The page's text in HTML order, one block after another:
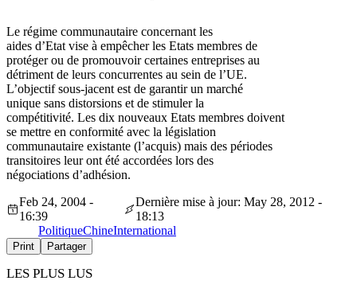
Le régime communautaire concernant les
aides d’Etat vise à empêcher les Etats membres de
protéger ou de promouvoir certaines entreprises au
détriment de leurs concurrentes au sein de l’UE.
L’objectif sous-jacent est de garantir un marché
unique sans distorsions et de stimuler la
compétitivité. Les dix nouveaux Etats membres doivent
se mettre en conformité avec la législation
communautaire existante (l’acquis) mais des périodes
transitoires leur ont été accordées lors des
négociations d’adhésion.
Feb 24, 2004 -
16:39
Dernière mise à jour: May 28, 2012 -
18:13
PolitiqueChineInternational
Print Partager
LES PLUS LUS